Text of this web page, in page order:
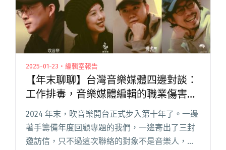
2025-01-23・編輯室報告
【年末聊聊】台灣音樂媒體四邊對談：
工作排毒，音樂媒體編輯的職業傷害與
我們仍想分享的是⋯⋯
2024 年末，吹音樂開台正式步入第十年了。一邊
著手籌備年度回顧專題的我們，一邊寄出了三封
邀訪信，只不過這次聯絡的對象不是音樂人，而